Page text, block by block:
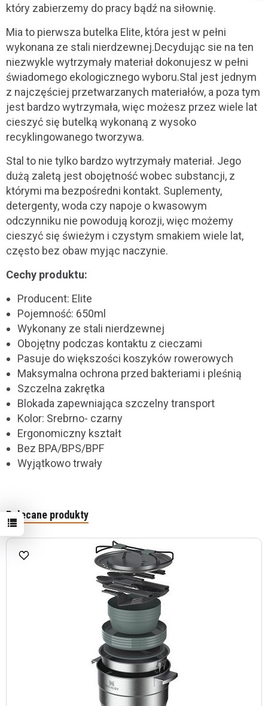
który zabierzemy do pracy bądź na siłownię.
Mia to pierwsza butelka Elite, która jest w pełni
wykonana ze stali nierdzewnej.Decydując sie na ten
niezwykle wytrzymały materiał dokonujesz w pełni
świadomego ekologicznego wyboru.Stal jest jednym
z najczęściej przetwarzanych materiałów, a poza tym
jest bardzo wytrzymała, więc możesz przez wiele lat
cieszyć się butelką wykonaną z wysoko
recyklingowanego tworzywa.
Stal to nie tylko bardzo wytrzymały materiał. Jego
dużą zaletą jest obojętność wobec substancji, z
którymi ma bezpośredni kontakt. Suplementy,
detergenty, woda czy napoje o kwasowym
odczynniku nie powodują korozji, więc możemy
cieszyć się świeżym i czystym smakiem wiele lat,
często bez obaw myjąc naczynie.
Cechy produktu:
Producent: Elite
Pojemność: 650ml
Wykonany ze stali nierdzewnej
Obojętny podczas kontaktu z cieczami
Pasuje do większości koszyków rowerowych
Maksymalna ochrona przed bakteriami i pleśnią
Szczelna zakrętka
Blokada zapewniająca szczelny transport
Kolor: Srebrno- czarny
Ergonomiczny kształt
Bez BPA/BPS/BPF
Wyjątkowo trwały
Polecane produkty